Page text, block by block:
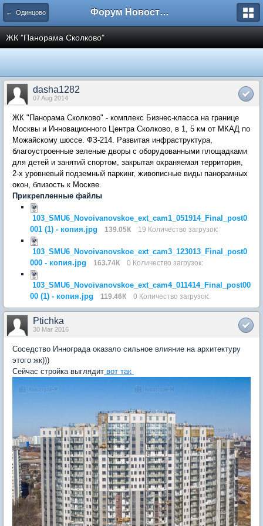
← Одинцово Форум Новостройки
ЖК "Панорама Сколково"
dasha1282
07 Aug 2014
ЖК "Панорама Сколково" - комплекс Бизнес-класса на границе
Москвы и Инновационного Центра Сколково, в 1, 5 км от МКАД по
Можайскому шоссе. ФЗ-214. Развитая инфраструктура,
благоустроенные зеленые дворы с оборудованными площадками
для детей и занятий спортом, закрытая охраняемая территория,
2-х уровневый подземный паркинг, живописные виды панорамных
окон, близость к Москве.
Прикрепленные файлы
103_SMU6_Novoivanovskoe_ext_cam1_051914_Final_post0
001 (1) - копия.jpg
139.05К 19 Количество загрузок:
103_SMU6_Novoivanovskoe_ext_cam3_123013_Final_post0
000 - копия.jpg
163.74К 0 Количество загрузок:
103_SMU6_Novoivanovskoe_ext_cam4_011414_Final_post00
00 (1) - копия.jpg
119.46К 0 Количество загрузок:
Ptichka
30 Mar 2016
Соседство Иннограда оказало сильное влияние на архитектуру
этого жк)))
Сейчас стройка выглядит вот так